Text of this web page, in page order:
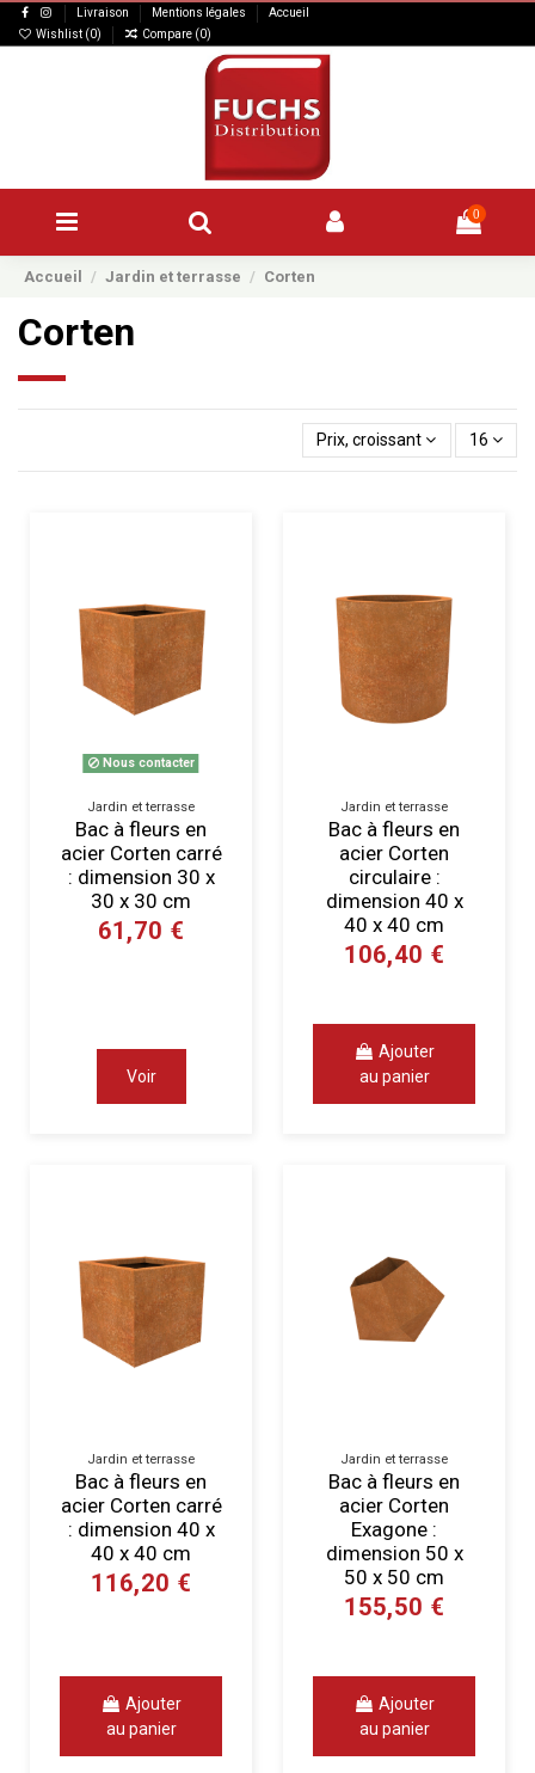
Livraison Mentions légales
Accueil
Wishlist (0) Compare (0)
0
Accueil Jardin et terrasse Corten
Corten
Prix, croissant 16
Nous contacter
Jardin et terrasse
Bac à fleurs en
acier Corten carré
: dimension 30 x
30 x 30 cm
61,70 €
Voir
Jardin et terrasse
Bac à fleurs en
acier Corten
circulaire :
dimension 40 x
40 x 40 cm
106,40 €
Ajouter
au panier
Jardin et terrasse
Bac à fleurs en
acier Corten carré
: dimension 40 x
40 x 40 cm
116,20 €
Ajouter
au panier
Jardin et terrasse
Bac à fleurs en
acier Corten
Exagone :
dimension 50 x
50 x 50 cm
155,50 €
Ajouter
au panier